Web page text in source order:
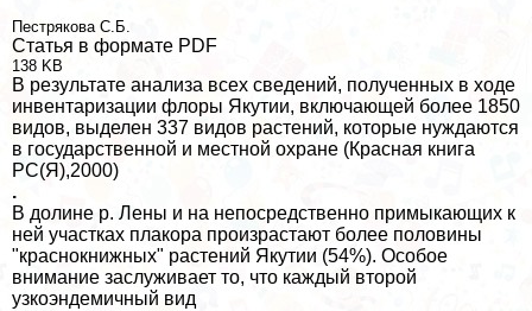
Пестрякова С.Б.
Статья в формате PDF
138 KB
В результате анализа всех сведений, полученных в ходе
инвентаризации флоры Якутии, включающей более 1850
видов, выделен 337 видов растений, которые нуждаются
в государственной и местной охране (Красная книга
РС(Я),2000)
.
В долине р. Лены и на непосредственно примыкающих к
ней участках плакора произрастают более половины
"краснокнижных" растений Якутии (54%). Особое
внимание заслуживает то, что каждый второй
узкоэндемичный вид